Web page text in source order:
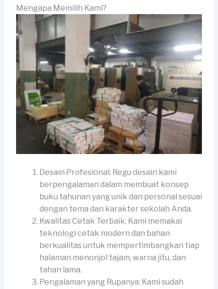
Mengapa Memilih Kami?
Desain Profesional: Regu desain kami
berpengalaman dalam membuat konsep
buku tahunan yang unik dan personal sesuai
dengan tema dan karakter sekolah Anda.
Kwalitas Cetak Terbaik: Kami memakai
teknologi cetak modern dan bahan
berkualitas untuk mempertimbangkan tiap
halaman menonjol tajam, warna jitu, dan
tahan lama.
Pengalaman yang Rupanya: Kami sudah